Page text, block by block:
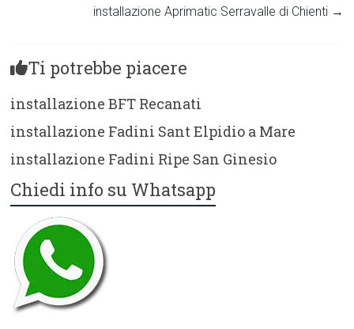
installazione Aprimatic Serravalle di Chienti →
Ti potrebbe piacere
installazione BFT Recanati
installazione Fadini Sant Elpidio a Mare
installazione Fadini Ripe San Ginesio
Chiedi info su Whatsapp